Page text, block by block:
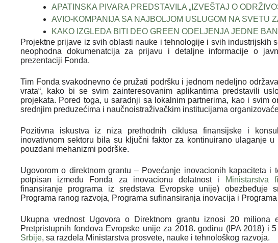
APATINSKA PIVARA PREDSTAVILA „IZVEŠTAJ O
AVIO-KOMPANIJA SA NAJBOLJOM USLUGOM NA SVETU
KAKO IZGLEDA BITI DEO GREEN ODELJENJA JEDNE
Projektne prijave iz svih oblasti nauke i tehnologije i svih industrijskih
neophodna dokumenatcija za prijavu i detaljne informacije o
prezentaciji Fonda.
Tim Fonda svakodnevno će pružati podršku i jednom nedeljno
vrata“, kako bi se svim zainteresovanim aplikantima predstavili
projekata. Pored toga, u saradnji sa lokalnim partnerima, kao i svim
srednjim preduzećima i naučnoistraživačkim institucijama
Pozitivna iskustva iz niza prethodnih ciklusa finansijske i
inovativnom sektoru bila su ključni faktor za kontinuirano ulaganje
pouzdani mehanizmi podrške.
Ugovorom o direktnom grantu – Povećanje inovacionih kapaciteta i
potpisan između Fonda za inovacionu delatnost i
Ministarstva
finansiranje programa iz sredstava Evropske unije) obezbeđuje
Programa ranog razvoja, Programa sufinansiranja inovacija i
Ukupna vrednost Ugovora o Direktnom grantu iznosi 20
Pretpristupnih fondova Evropske unije za 2018. godinu (IPA 2018) i
Srbije, sa razdela Ministarstva prosvete, nauke i tehnološkog razvoja.